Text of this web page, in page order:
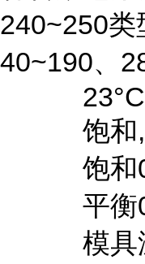
240~250类
40~190、
23°C,
饱和,
饱和
平衡
模具温